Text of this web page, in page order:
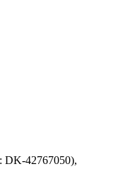
DK-42767050),